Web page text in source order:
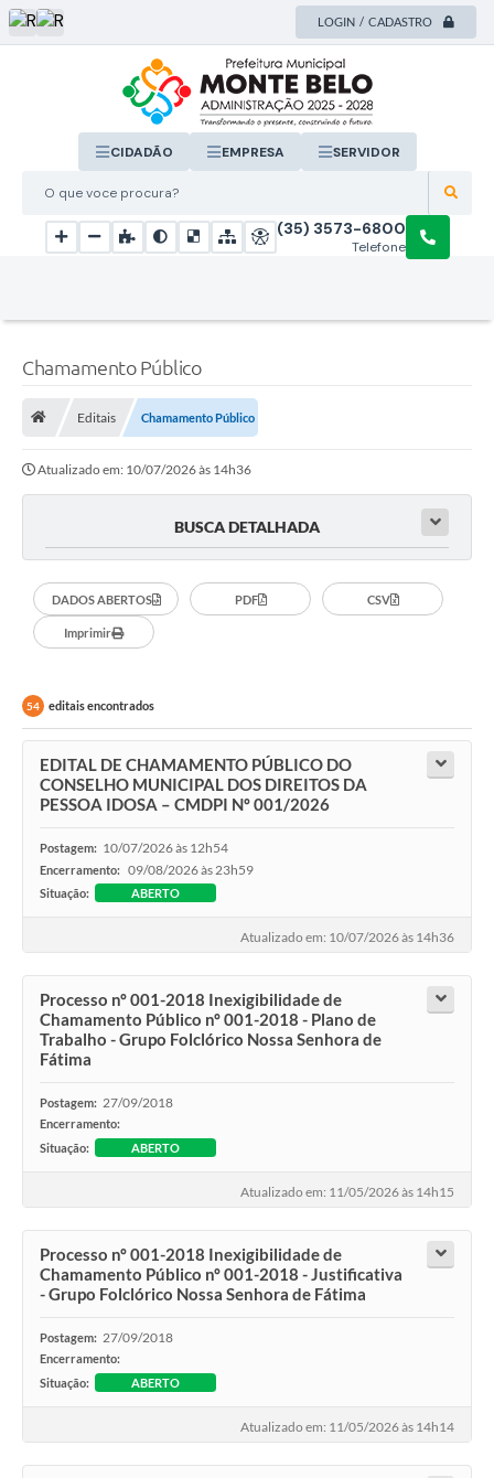
LOGIN / CADASTRO
O que voce procura?
CIDADÃO EMPRESA SERVIDOR
Telefone
(35) 3573-6800
Chamamento Público
Editais Chamamento Público
Atualizado em: 10/07/2026 às 14h36
BUSCA DETALHADA
DADOS ABERTOS PDF CSV
Imprimir
54 editais encontrados
EDITAL DE CHAMAMENTO PÚBLICO DO
CONSELHO MUNICIPAL DOS DIREITOS DA
PESSOA IDOSA – CMDPI Nº 001/2026
Postagem: 10/07/2026 às 12h54
Encerramento: 09/08/2026 às 23h59
Situação: ABERTO
Atualizado em: 10/07/2026 às 14h36
Processo nº 001-2018 Inexigibilidade de
Chamamento Público nº 001-2018 - Plano de
Trabalho - Grupo Folclórico Nossa Senhora de
Fátima
Postagem: 27/09/2018
Encerramento:
Situação:
ABERTO
Atualizado em: 11/05/2026 às 14h15
Processo nº 001-2018 Inexigibilidade de
Chamamento Público nº 001-2018 - Justificativa
- Grupo Folclórico Nossa Senhora de Fátima
Postagem: 27/09/2018
Encerramento:
Situação:
ABERTO
Atualizado em: 11/05/2026 às 14h14